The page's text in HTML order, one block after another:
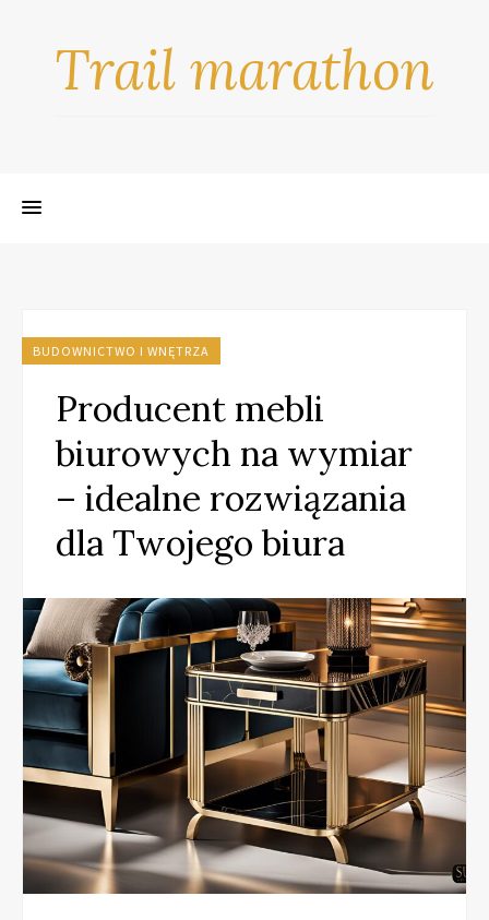
Trail marathon
BUDOWNICTWO I WNĘTRZA
Producent mebli
biurowych na wymiar
– idealne rozwiązania
dla Twojego biura